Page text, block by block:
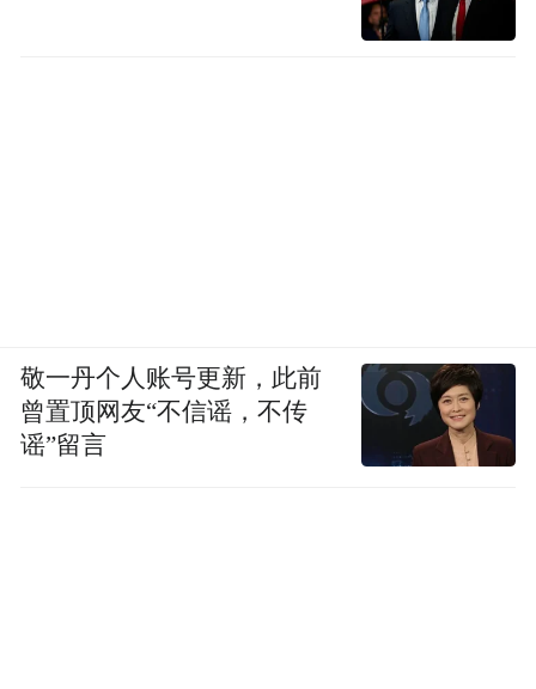
敬一丹个人账号更新，此前
曾置顶网友“不信谣，不传
谣”留言